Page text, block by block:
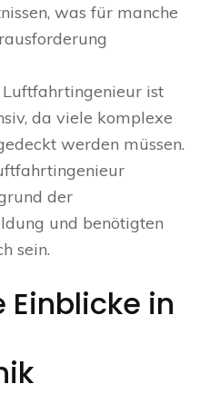
was für manche
ist
da viele komplexe
werden müssen.
der
und benötigten
sein.
Einblicke in